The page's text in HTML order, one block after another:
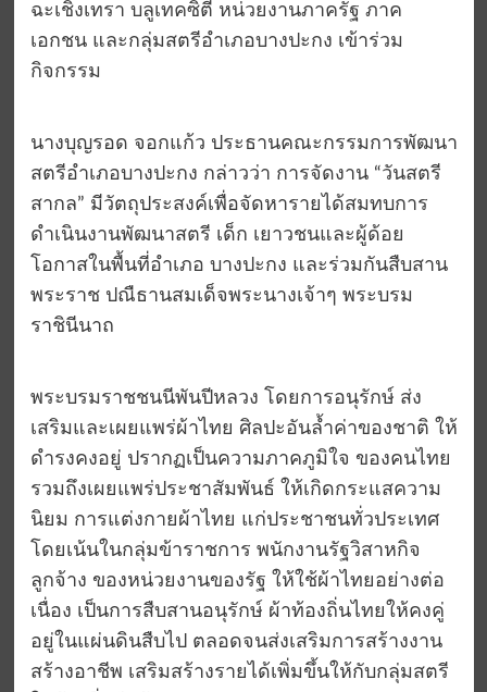
ฉะเชิงเทรา บลูเทคซิตี้ หน่วยงานภาครัฐ ภาค
เอกชน และกลุ่มสตรีอำเภอบางปะกง เข้าร่วม
กิจกรรม
นางบุญรอด จอกแก้ว ประธานคณะกรรมการพัฒนา
สตรีอำเภอบางปะกง กล่าวว่า การจัดงาน “วันสตรี
สากล” มีวัตถุประสงค์เพื่อจัดหารายได้สมทบการ
ดำเนินงานพัฒนาสตรี เด็ก เยาวชนและผู้ด้อย
โอกาสในพื้นที่อำเภอ บางปะกง และร่วมกันสืบสาน
พระราช ปณืธานสมเด็จพระนางเจ้าๆ พระบรม
ราชินีนาถ
พระบรมราชชนนีพันปีหลวง โดยการอนุรักษ์ ส่ง
เสริมและเผยแพร่ผ้าไทย ศิลปะอันล้ำค่าของชาติ ให้
ดำรงคงอยู่ ปรากฏเป็นความภาคภูมิใจ ของคนไทย
รวมถึงเผยแพร่ประชาสัมพันธ์ ให้เกิดกระแสความ
นิยม การแต่งกายผ้าไทย แก่ประชาชนทั่วประเทศ
โดยเน้นในกลุ่มข้าราชการ พนักงานรัฐวิสาหกิจ
ลูกจ้าง ของหน่วยงานของรัฐ ให้ใช้ผ้าไทยอย่างต่อ
เนื่อง เป็นการสืบสานอนุรักษ์ ผ้าท้องถิ่นไทยให้คงคู่
อยู่ในแผ่นดินสืบไป ตลอดจนส่งเสริมการสร้างงาน
สร้างอาชีพ เสริมสร้างรายได้เพิ่มขึ้นให้กับกลุ่มสตรี